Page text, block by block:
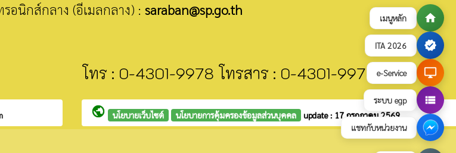
เมนูหลัก home
ITA 2026 verified
e-Service desktop_windows
ระบบ egp view_list
แชทกับหน่วยงาน
อนิกส์กลาง (อีเมลกลาง) : saraban@sp.go.th
โทร : 0-4301-9978 โทรสาร : 0-4301-9978
public นโยบายเว็บไซต์ นโยบายการคุ้มครองข้อมูลส่วนบุคคล update : 17 กรกฎาคม 2569